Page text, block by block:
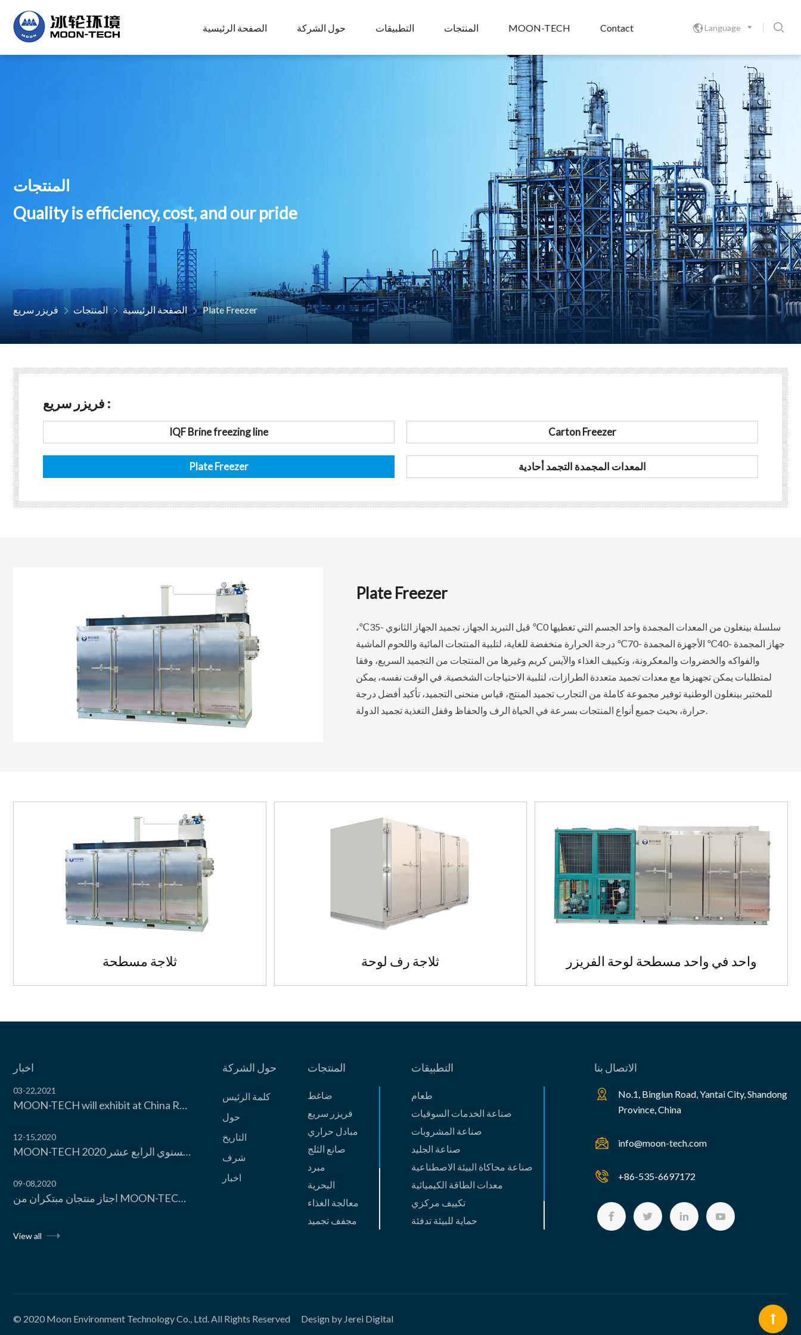

Language  الصفحة الرئيسية حول الشركة التطبيقات المنتجات MOON-TECH Contact
المنتجات
Quality is efficiency, cost, and our pride
الصفحة الرئيسية  المنتجات  فریزر سریع  Plate Freezer
فریزر سریع :
IQF Brine freezing line Carton Freezer
Plate Freezer المعدات المجمدة التجمد أحادية
Plate Freezer
سلسلة بينغلون من المعدات المجمدة واحد الجسم التي تغطيها 0℃ قبل التبريد الجهاز، تجميد الجهاز الثانوي -35℃،
جهاز المجمدة -40℃ الأجهزة المجمدة -70℃ درجة الحرارة منخفضة للغاية، لتلبية المنتجات المائية واللحوم الماشية
والفواكه والخضروات والمعكرونة، وتكييف الغذاء والآيس كريم وغيرها من المنتجات من التجميد السريع، وفقا
لمتطلبات يمكن تجهيزها مع معدات تجميد متعددة الطرازات، لتلبية الاحتياجات الشخصية. في الوقت نفسه، يمكن
للمختبر بينغلون الوطنية توفير مجموعة كاملة من التجارب تجميد المنتج، قياس منحنى التجميد، تأكيد أفضل درجة
حرارة، بحيث جميع أنواع المنتجات بسرعة في الحياة الرف والحفاظ وقفل التغذية تجميد الدولة.
ثلاجة مسطحة
View the product 
ثلاجة رف لوحة واحد في واحد مسطحة لوحة الفريزر
View the product
اخبار
03-22,2021
MOON-TECH will exhibit at China Refrigeration Expo 2021
12-15,2020
MOON-TECH تشارك في مؤتمر صناعة سلسلة التبرید الصیني السنوي الرابع عشر 2020
09-08,2020
اجتاز منتجان مبتكران من MOON-TECH التقییم العلمي والتكنولوجي
View all
حول الشركة
كلمة الرئیس
حول
التاریخ
شرف
اخبار
المنتجات
ضاغط
فریزر سریع
مبادل حراري
صانع الثلج
مبرد
البحریة
معالجة الغذاء
مجفف تجمید
HVACمنتجات
منتجات مبتكرة
التطبيقات
طعام
صناعة الخدمات السوقيات
صناعة المشروبات
صناعة الجليد
صناعة محاكاة البيئة الاصطناعية
معدات الطاقة الكيميائية
تكييف مركزي
حماية للبيئة تدفئة
الاتصال بنا
No.1, Binglun Road, Yantai City, Shandong
Province, China
info@moon-tech.com
+86-535-6697172
   
© 2020 Moon Environment Technology Co., Ltd.All Rights Reserved Design by Jerei Digital